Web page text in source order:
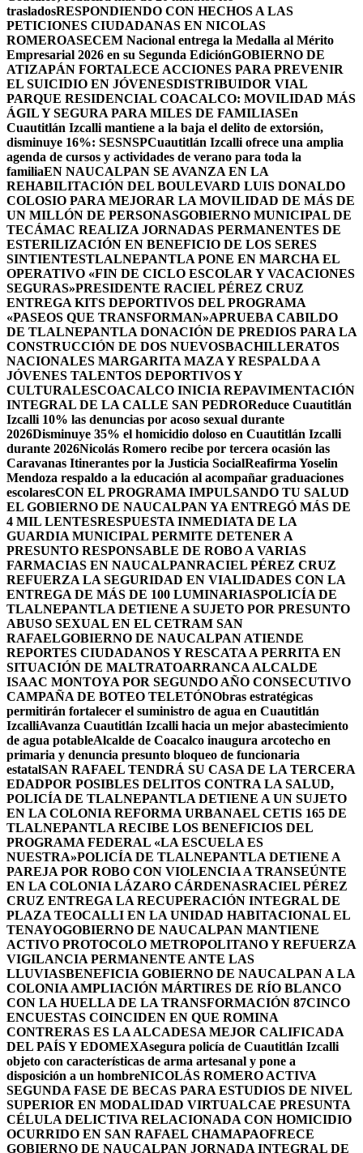
trasladosRESPONDIENDO CON HECHOS A LAS
PETICIONES CIUDADANAS EN NICOLAS
ROMEROASECEM Nacional entrega la Medalla al Mérito
Empresarial 2026 en su Segunda EdiciónGOBIERNO DE
ATIZAPÁN FORTALECE ACCIONES PARA PREVENIR
EL SUICIDIO EN JÓVENESDISTRIBUIDOR VIAL
PARQUE RESIDENCIAL COACALCO: MOVILIDAD MÁS
ÁGIL Y SEGURA PARA MILES DE FAMILIASEn
Cuautitlán Izcalli mantiene a la baja el delito de extorsión,
disminuye 16%: SESNSPCuautitlán Izcalli ofrece una amplia
agenda de cursos y actividades de verano para toda la
familiaEN NAUCALPAN SE AVANZA EN LA
REHABILITACIÓN DEL BOULEVARD LUIS DONALDO
COLOSIO PARA MEJORAR LA MOVILIDAD DE MÁS DE
UN MILLÓN DE PERSONASGOBIERNO MUNICIPAL DE
TECÁMAC REALIZA JORNADAS PERMANENTES DE
ESTERILIZACIÓN EN BENEFICIO DE LOS SERES
SINTIENTESTLALNEPANTLA PONE EN MARCHA EL
OPERATIVO «FIN DE CICLO ESCOLAR Y VACACIONES
SEGURAS»PRESIDENTE RACIEL PÉREZ CRUZ
ENTREGA KITS DEPORTIVOS DEL PROGRAMA
«PASEOS QUE TRANSFORMAN»APRUEBA CABILDO
DE TLALNEPANTLA DONACIÓN DE PREDIOS PARA LA
CONSTRUCCIÓN DE DOS NUEVOSBACHILLERATOS
NACIONALES MARGARITA MAZA Y RESPALDA A
JÓVENES TALENTOS DEPORTIVOS Y
CULTURALESCOACALCO INICIA REPAVIMENTACIÓN
INTEGRAL DE LA CALLE SAN PEDROReduce Cuautitlán
Izcalli 10% las denuncias por acoso sexual durante
2026Disminuye 35% el homicidio doloso en Cuautitlán Izcalli
durante 2026Nicolás Romero recibe por tercera ocasión las
Caravanas Itinerantes por la Justicia SocialReafirma Yoselin
Mendoza respaldo a la educación al acompañar graduaciones
escolaresCON EL PROGRAMA IMPULSANDO TU SALUD
EL GOBIERNO DE NAUCALPAN YA ENTREGÓ MÁS DE
4 MIL LENTESRESPUESTA INMEDIATA DE LA
GUARDIA MUNICIPAL PERMITE DETENER A
PRESUNTO RESPONSABLE DE ROBO A VARIAS
FARMACIAS EN NAUCALPANRACIEL PÉREZ CRUZ
REFUERZA LA SEGURIDAD EN VIALIDADES CON LA
ENTREGA DE MÁS DE 100 LUMINARIASPOLICÍA DE
TLALNEPANTLA DETIENE A SUJETO POR PRESUNTO
ABUSO SEXUAL EN EL CETRAM SAN
RAFAELGOBIERNO DE NAUCALPAN ATIENDE
REPORTES CIUDADANOS Y RESCATA A PERRITA EN
SITUACIÓN DE MALTRATOARRANCA ALCALDE
ISAAC MONTOYA POR SEGUNDO AÑO CONSECUTIVO
CAMPAÑA DE BOTEO TELETÓNObras estratégicas
permitirán fortalecer el suministro de agua en Cuautitlán
IzcalliAvanza Cuautitlán Izcalli hacia un mejor abastecimiento
de agua potableAlcalde de Coacalco inaugura arcotecho en
primaria y denuncia presunto bloqueo de funcionaria
estatalSAN RAFAEL TENDRÁ SU CASA DE LA TERCERA
EDADPOR POSIBLES DELITOS CONTRA LA SALUD,
POLICÍA DE TLALNEPANTLA DETIENE A UN SUJETO
EN LA COLONIA REFORMA URBANAEL CETIS 165 DE
TLALNEPANTLA RECIBE LOS BENEFICIOS DEL
PROGRAMA FEDERAL «LA ESCUELA ES
NUESTRA»POLICÍA DE TLALNEPANTLA DETIENE A
PAREJA POR ROBO CON VIOLENCIA A TRANSEÚNTE
EN LA COLONIA LÁZARO CÁRDENASRACIEL PÉREZ
CRUZ ENTREGA LA RECUPERACIÓN INTEGRAL DE
PLAZA TEOCALLI EN LA UNIDAD HABITACIONAL EL
TENAYOGOBIERNO DE NAUCALPAN MANTIENE
ACTIVO PROTOCOLO METROPOLITANO Y REFUERZA
VIGILANCIA PERMANENTE ANTE LAS
LLUVIASBENEFICIA GOBIERNO DE NAUCALPAN A LA
COLONIA AMPLIACIÓN MÁRTIRES DE RÍO BLANCO
CON LA HUELLA DE LA TRANSFORMACIÓN 87CINCO
ENCUESTAS COINCIDEN EN QUE ROMINA
CONTRERAS ES LA ALCADESA MEJOR CALIFICADA
DEL PAÍS Y EDOMEXAsegura policía de Cuautitlán Izcalli
objeto con características de arma artesanal y pone a
disposición a un hombreNICOLÁS ROMERO ACTIVA
SEGUNDA FASE DE BECAS PARA ESTUDIOS DE NIVEL
SUPERIOR EN MODALIDAD VIRTUALCAE PRESUNTA
CÉLULA DELICTIVA RELACIONADA CON HOMICIDIO
OCURRIDO EN SAN RAFAEL CHAMAPAOFRECE
GOBIERNO DE NAUCALPAN JORNADA INTEGRAL DE